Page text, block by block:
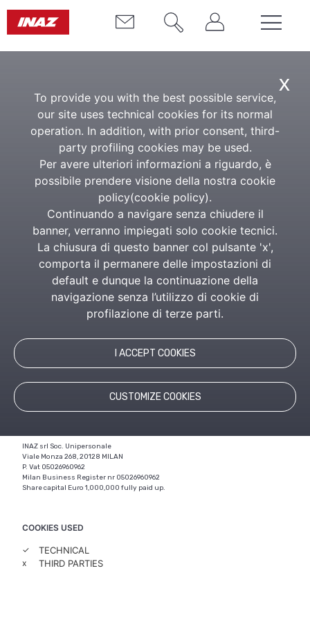
x
To provide you with the best possible service,
our site uses technical cookies for its normal
operation. In addition, with prior consent, third-
party profiling cookies may be used.
Per avere ulteriori informazioni a riguardo, è
possibile prendere visione della nostra cookie
policy(cookie policy).
Continuando a navigare senza chiudere il
banner, verranno impiegati solo cookie tecnici.
La chiusura di questo banner col pulsante 'x',
comporta il permanere delle impostazioni di
default e dunque la continuazione della
navigazione senza l’utilizzo di cookie di
profilazione di terze parti.
I ACCEPT COOKIES
CUSTOMIZE COOKIES
USEFUL LINKS
Software & Solutions
Services & consulting
Training & support
Who we work for
About us
INAZ srl Soc. Unipersonale
Viale Monza 268, 20128 MILAN
P. Vat 05026960962
Milan Business Register nr 05026960962
Share capital Euro 1,000,000 fully paid up.
COOKIES USED
✓ TECHNICAL
x THIRD PARTIES